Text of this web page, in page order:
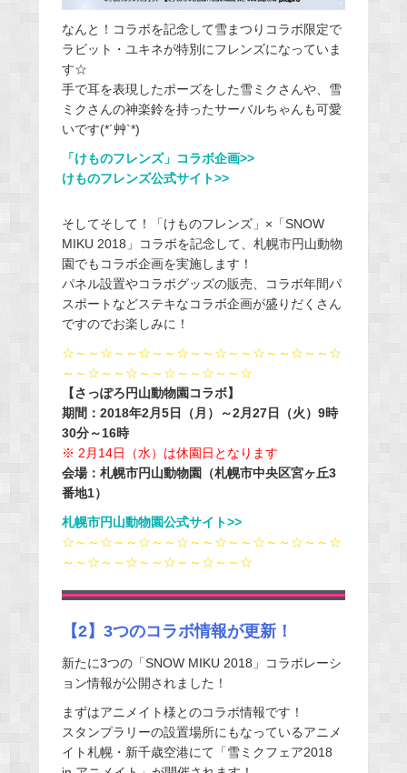
なんと！コラボを記念して雪まつりコラボ限定で
ラビット・ユキネが特別にフレンズになっていま
す☆
手で耳を表現したポーズをした雪ミクさんや、雪
ミクさんの神楽鈴を持ったサーバルちゃんも可愛
いです(*´艸`*)
「けものフレンズ」コラボ企画>>
けものフレンズ公式サイト>>
そしてそして！「けものフレンズ」×「SNOW
MIKU 2018」コラボを記念して、札幌市円山動物
園でもコラボ企画を実施します！
パネル設置やコラボグッズの販売、コラボ年間パ
スポートなどステキなコラボ企画が盛りだくさん
ですのでお楽しみに！
☆～～☆～～☆～～☆～～☆～～☆～～☆～～☆
～～☆～～☆～～☆～～☆～～☆
【さっぽろ円山動物園コラボ】
期間：2018年2月5日（月）～2月27日（火）9時
30分～16時
※ 2月14日（水）は休園日となります
会場：札幌市円山動物園（札幌市中央区宮ヶ丘3
番地1）
札幌市円山動物園公式サイト>>
☆～～☆～～☆～～☆～～☆～～☆～～☆～～☆
～～☆～～☆～～☆～～☆～～☆
【2】3つのコラボ情報が更新！
新たに3つの「SNOW MIKU 2018」コラボレーシ
ョン情報が公開されました！
まずはアニメイト様とのコラボ情報です！
スタンプラリーの設置場所にもなっているアニメ
イト札幌・新千歳空港にて「雪ミクフェア2018